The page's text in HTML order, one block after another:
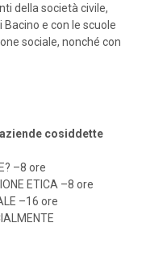
della società civile,
e con le scuole
sociale, nonché con
cosiddette
–8 ore
ETICA –8 ore
–16 ore